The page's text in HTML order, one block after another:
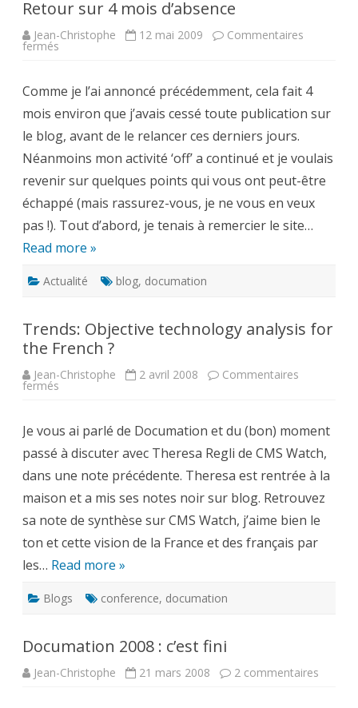
Retour sur 4 mois d’absence
Jean-Christophe 12 mai 2009 Commentaires
fermés
mois
d’absence
Comme je l’ai annoncé précédemment, cela fait 4
mois environ que j’avais cessé toute publication sur
le blog, avant de le relancer ces derniers jours.
Néanmoins mon activité ‘off’ a continué et je voulais
revenir sur quelques points qui vous ont peut-être
échappé (mais rassurez-vous, je ne vous en veux
pas !). Tout d’abord, je tenais à remercier le site…
Read more »
Actualité blog, documation
Trends: Objective technology analysis for
the French ?
Jean-Christophe 2 avril 2008 Commentaires
fermés
analysis
for
the
French
?
Je vous ai parlé de Documation et du (bon) moment
passé à discuter avec Theresa Regli de CMS Watch,
dans une note précédente. Theresa est rentrée à la
maison et a mis ses notes noir sur blog. Retrouvez
sa note de synthèse sur CMS Watch, j’aime bien le
ton et cette vision de la France et des français par
les… Read more »
Blogs conference, documation
Documation 2008 : c’est fini
Jean-Christophe 21 mars 2008 2 commentaires